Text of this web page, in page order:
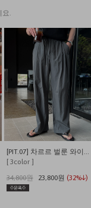
요.
[ 3color ]
34,800원
23,800원 (32%↓)